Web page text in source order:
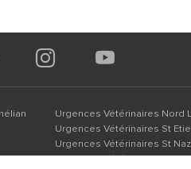
Urgences Vétérinaires Nord
Urgences Vétérinaires St
Urgences Vétérinaires St
Urgences Vétérinaires